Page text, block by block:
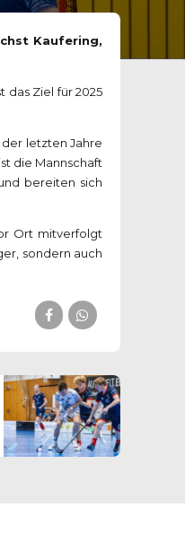
Kaufering,
das Ziel für 2025
letzten Jahre
die Mannschaft
bereiten sich
Ort mitverfolgt
sondern auch